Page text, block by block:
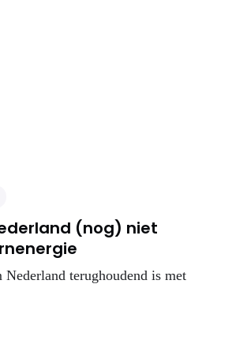
(nog) niet
Nederland terughoudend is met